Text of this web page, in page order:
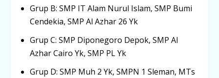
Grup B: SMP IT Alam Nurul Islam, SMP Bumi
Cendekia, SMP Al Azhar 26 Yk
Grup C: SMP Diponegoro Depok, SMP Al
Azhar Cairo Yk, SMP PL Yk
Grup D: SMP Muh 2 Yk, SMPN 1 Sleman, MTs